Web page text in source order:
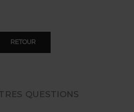
RETOUR
QUESTIONS